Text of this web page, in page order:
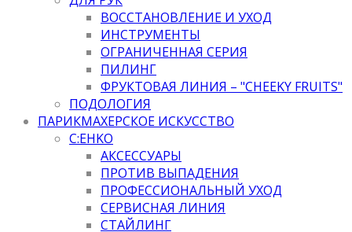
ВОССТАНОВЛЕНИЕ И УХОД
ИНСТРУМЕНТЫ
ОГРАНИЧЕННАЯ СЕРИЯ
ПИЛИНГ
ФРУКТОВАЯ ЛИНИЯ – "CHEEKY FRUITS"
ПОДОЛОГИЯ
ПАРИКМАХЕРСКОЕ ИСКУССТВО
C:EHKO
АКСЕССУАРЫ
ПРОТИВ ВЫПАДЕНИЯ
ПРОФЕССИОНАЛЬНЫЙ УХОД
СЕРВИСНАЯ ЛИНИЯ
СТАЙЛИНГ